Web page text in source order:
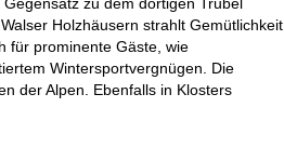
Holzhäusern strahlt Gemütlichkeit
für prominente Gäste, wie
Wintersportvergnügen. Die
der Alpen. Ebenfalls in Klosters